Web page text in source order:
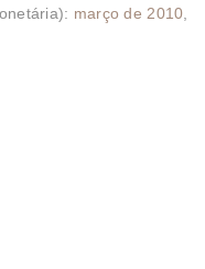
março de 2010